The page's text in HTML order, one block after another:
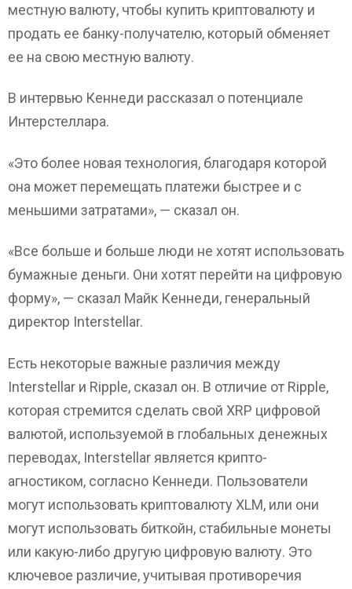
местную валюту, чтобы купить криптовалюту и
продать ее банку-получателю, который обменяет
ее на свою местную валюту.
В интервью Кеннеди рассказал о потенциале
Интерстеллара.
«Это более новая технология, благодаря которой
она может перемещать платежи быстрее и с
меньшими затратами», — сказал он.
«Все больше и больше люди не хотят использовать
бумажные деньги. Они хотят перейти на цифровую
форму», — сказал Майк Кеннеди, генеральный
директор Interstellar.
Есть некоторые важные различия между
Interstellar и Ripple, сказал он. В отличие от Ripple,
которая стремится сделать свой XRP цифровой
валютой, используемой в глобальных денежных
переводах, Interstellar является крипто-
агностиком, согласно Кеннеди. Пользователи
могут использовать криптовалюту XLM, или они
могут использовать биткойн, стабильные монеты
или какую-либо другую цифровую валюту. Это
ключевое различие, учитывая противоречия